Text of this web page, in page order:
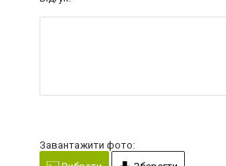
Завантажити фото: